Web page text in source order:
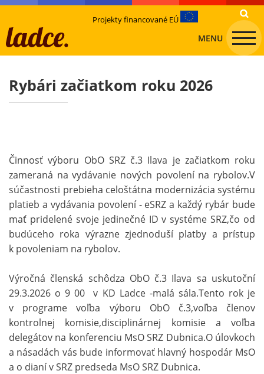
Projekty financované EÚ
MENU
Rybári začiatkom roku 2026
Činnosť výboru ObO SRZ č.3 Ilava je začiatkom roku
zameraná na vydávanie nových povolení na rybolov.V
súčastnosti prebieha celoštátna modernizácia systému
platieb a vydávania povolení - eSRZ a každý rybár bude
mať pridelené svoje jedinečné ID v systéme SRZ,čo od
budúceho roka výrazne zjednoduší platby a prístup
k povoleniam na rybolov.
Výročná členská schôdza ObO č.3 Ilava sa uskutoční
29.3.2026 o 9 00 v KD Ladce -malá sála.Tento rok je
v programe voľba výboru ObO č.3,voľba členov
kontrolnej komisie,disciplinárnej komisie a voľba
delegátov na konferenciu MsO SRZ Dubnica.O úlovkoch
a násadách vás bude informovať hlavný hospodár MsO
a o dianí v SRZ predseda MsO SRZ Dubnica.